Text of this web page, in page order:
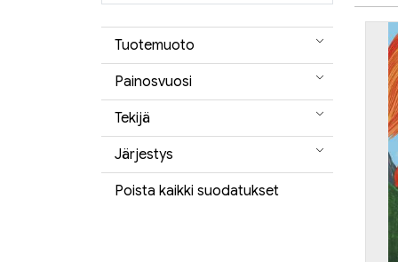
Tuotemuoto
Painosvuosi
Tekijä
Järjestys
Poista kaikki suodatukset